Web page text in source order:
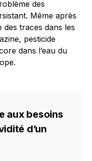
des
Même après
traces dans les
pesticide
dans l’eau du
aux besoins
d’un